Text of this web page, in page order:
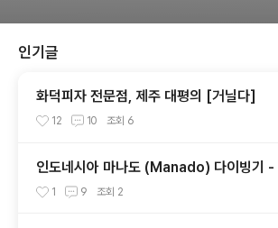
인기글
화덕피자 전문점, 제주 대평의 [거닐다]
12 10 조회 6
인도네시아 마나도 (Manado) 다이빙기 -
eh), 부나켄 (Bunaken)
1 9 조회 2